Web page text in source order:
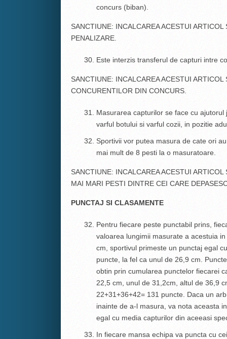
concurs (biban).
SANCTIUNE: INCALCAREA ACESTUI
PENALIZARE.
Este interzis transferul de capturi intre
SANCTIUNE: INCALCAREA ACESTUI
CONCURENTILOR DIN CONCURS.
Masurarea capturilor se face cu
varful botului si varful cozii, in pozitie
Sportivii vor putea masura de cate ori
mai mult de 8 pesti la o masuratoare.
SANCTIUNE: INCALCAREA ACESTUI
MAI MARI PESTI DINTRE CEI CARE
PUNCTAJ SI CLASAMENTE
Pentru fiecare peste punctabil prins,
valoarea lungimii masurate a acestuia
cm, sportivul primeste un punctaj egal
puncte, la fel ca unul de 26,9 cm.
obtin prin cumularea punctelor fiecarei
22,5 cm, unul de 31,2cm, altul de 36,9
22+31+36+42= 131 puncte. Daca un
inainte de a-l masura, va nota aceasta
egal cu media capturilor din aceeasi
In fiecare mansa echipa va puncta cu